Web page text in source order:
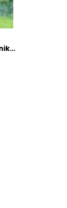
E-Book Erbsünde Bluse - Tunika Bertioga